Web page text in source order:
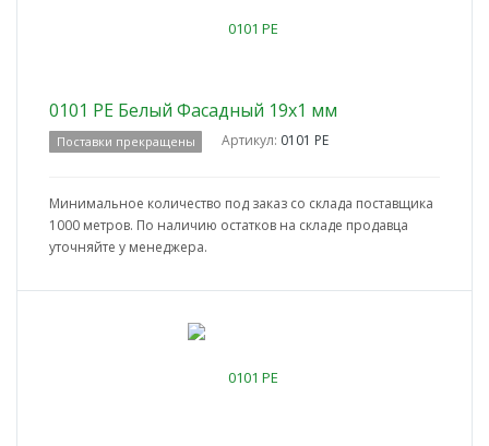
0101 PE Белый Фасадный 19x1 мм
Поставки прекращены Артикул: 0101 PE
Минимальное количество под заказ со склада поставщика
1000 метров. По наличию остатков на складе продавца
уточняйте у менеджера.